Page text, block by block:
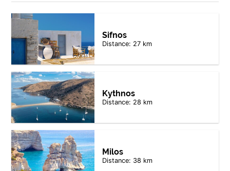
Sifnos
Distance: 27 km
Kythnos
Distance: 28 km
Milos
Distance: 38 km